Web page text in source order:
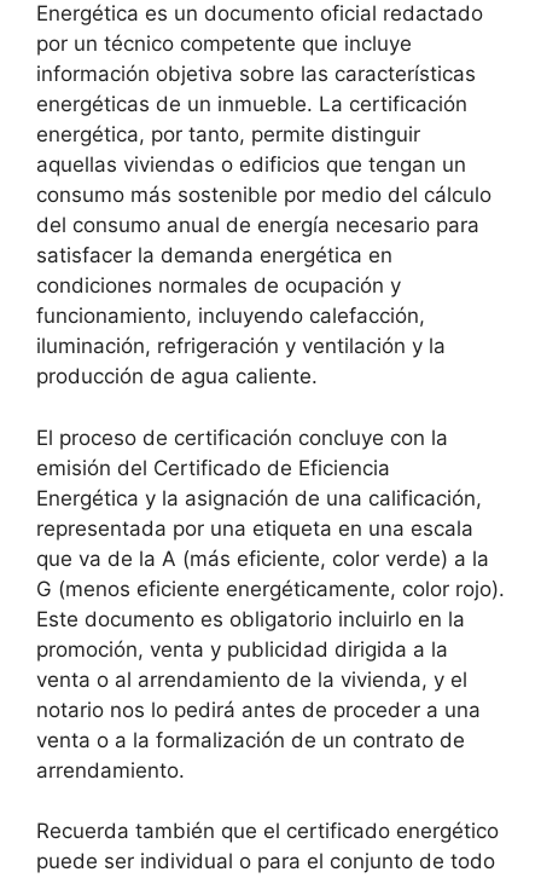
Energética es un documento oficial redactado
por un técnico competente que incluye
información objetiva sobre las características
energéticas de un inmueble. La certificación
energética, por tanto, permite distinguir
aquellas viviendas o edificios que tengan un
consumo más sostenible por medio del cálculo
del consumo anual de energía necesario para
satisfacer la demanda energética en
condiciones normales de ocupación y
funcionamiento, incluyendo calefacción,
iluminación, refrigeración y ventilación y la
producción de agua caliente.
El proceso de certificación concluye con la
emisión del Certificado de Eficiencia
Energética y la asignación de una calificación,
representada por una etiqueta en una escala
que va de la A (más eficiente, color verde) a la
G (menos eficiente energéticamente, color rojo).
Este documento es obligatorio incluirlo en la
promoción, venta y publicidad dirigida a la
venta o al arrendamiento de la vivienda, y el
notario nos lo pedirá antes de proceder a una
venta o a la formalización de un contrato de
arrendamiento.
Recuerda también que el certificado energético
puede ser individual o para el conjunto de todo